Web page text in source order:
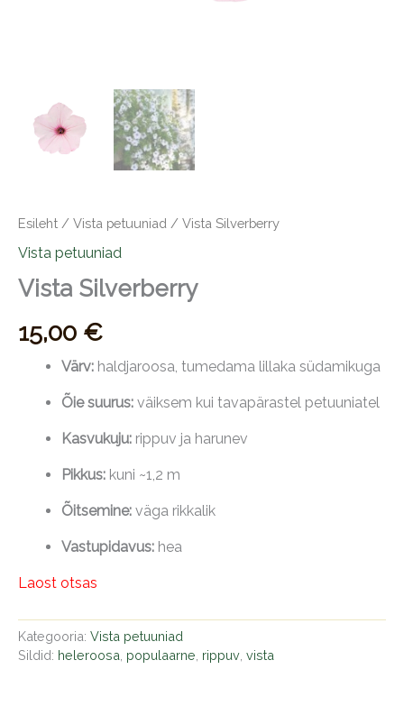
Esileht / Vista petuuniad / Vista Silverberry
Vista petuuniad
Vista Silverberry
15,00 €
Värv: haldjaroosa, tumedama lillaka südamikuga
Õie suurus: väiksem kui tavapärastel petuuniatel
Kasvukuju: rippuv ja harunev
Pikkus: kuni ~1,2 m
Õitsemine: väga rikkalik
Vastupidavus: hea
Laost otsas
Kategooria: Vista petuuniad
Sildid: heleroosa populaarne rippuv vista